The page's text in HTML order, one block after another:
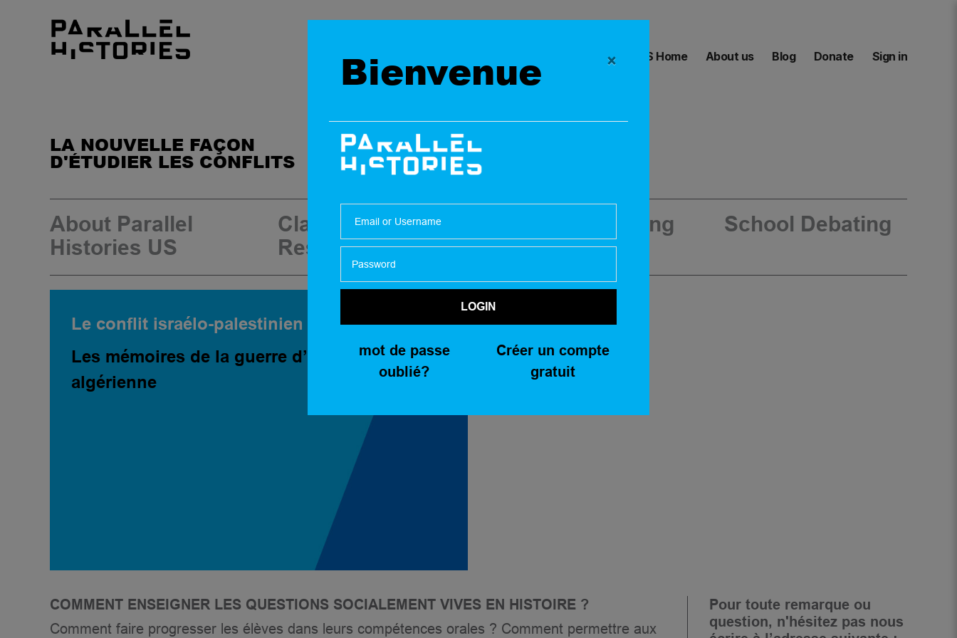
US Home About us Blog Donate Sign in
LA NOUVELLE FAÇON
D'ÉTUDIER LES CONFLITS
About Parallel
Histories US
Classroom
Resources
Teacher Training School Debating
Le conflit israélo-palestinien
Les mémoires de la guerre d’indépendance
algérienne
COMMENT ENSEIGNER LES QUESTIONS SOCIALEMENT VIVES EN HISTOIRE ?
Comment faire progresser les élèves dans leurs compétences orales ? Comment permettre aux
Pour toute remarque ou
question, n'hésitez pas nous
Bienvenue ×
LOGIN
mot de passe
oublié?
Créer un compte
gratuit